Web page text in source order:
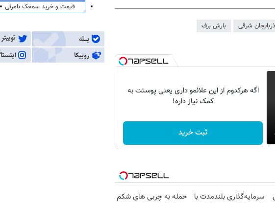
شرقی بارش برف
اگه هرکدوم از این علائمو داری یعنی پوستت به
کمک نیاز داره!
ثبت خرید
سرمایه‌گذاری بلندمدت با
حمله به چربی های شکم
قیمت و خرید سمعک نامرئی